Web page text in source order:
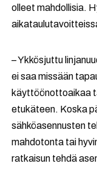
olleet mahdollisia.
– Ykkösjuttu
ei saa missään
käyttöönottoaikaa
etukäteen. Koska
sähköasennusten
mahdotonta tai
ratkaisun tehdä